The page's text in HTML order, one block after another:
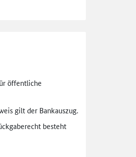
öffentliche
gilt der Bankauszug.
besteht